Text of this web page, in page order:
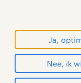
Ja,
Nee, ik
sitemap
RANDSTAD,
WORLD OF
handelsmerken